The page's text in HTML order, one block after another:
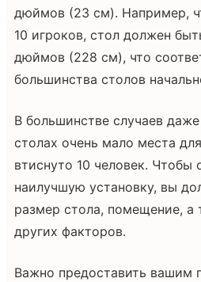
дюймов (23 см). Например,
10 игроков, стол должен
дюймов (228 см), что
большинства столов
В большинстве случаев
столах очень мало места
втиснуто 10 человек. Чтобы
наилучшую установку, вы
размер стола, помещение, а
других факторов.
Важно предоставить вашим